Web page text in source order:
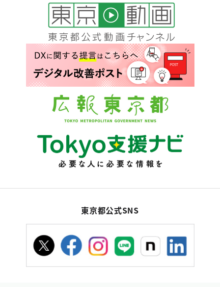
東京都公式SNS